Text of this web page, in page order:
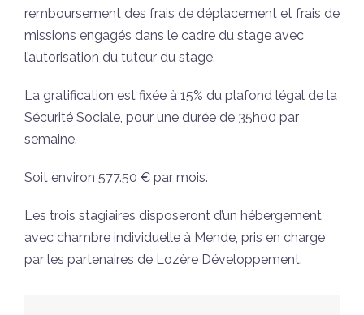
remboursement des frais de déplacement et frais de
missions engagés dans le cadre du stage avec
l’autorisation du tuteur du stage.
La gratification est fixée à 15% du plafond légal de la
Sécurité Sociale, pour une durée de 35h00 par
semaine.
Soit environ 577.50 € par mois.
Les trois stagiaires disposeront d’un hébergement
avec chambre individuelle à Mende, pris en charge
par les partenaires de Lozère Développement.